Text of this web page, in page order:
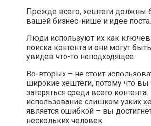
Прежде всего, хештеги должны
вашей бизнес-нише и идее поста.
Люди используют их как
поиска контента и они могут
увидев что-то неподходящее.
Во-вторых – не стоит
широкие хештеги, потому что вы
затеряться среди всего контента.
использование слишком узких
является ошибкой – вы
нескольких человек.